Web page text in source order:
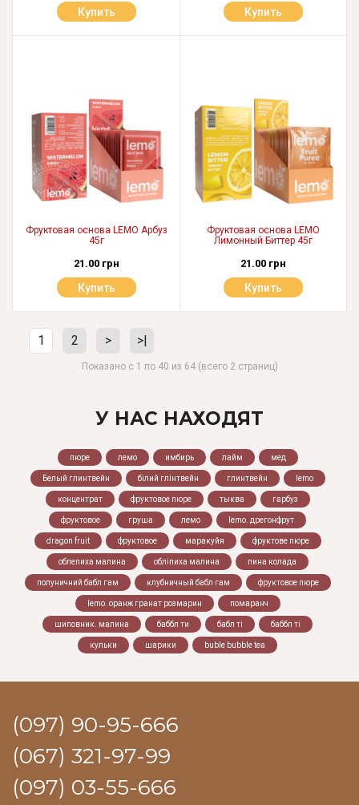
Купить Купить
Фруктовая основа LEMO Арбуз
45г
21.00 грн
Купить
Фруктовая основа LEMO
Лимонный Биттер 45г
21.00 грн
Купить
1 2 > >|
Показано с 1 по 40 из 64 (всего 2 страниц)
У НАС НАХОДЯТ
пюре лемо имбирь лайм мед
Белый глинтвейн білий глінтвейн глинтвейн lemo
концентрат фруктовое пюре тыква гарбуз
фруктовое груша лемо lemo. дрегонфрут
dragon fruit фруктовое маракуйя фруктове пюре
облепиха малина обліпиха малина пина колада
полуничний бабл гам клубничный бабл гам фруктовое пюре
lemo. оранж гранат розмарин помаранч
шиповник. малина баббл ти бабл ті баббл ті
кульки шарики buble bubble tea
(097) 90-95-666
(067) 321-97-99
(097) 03-55-666